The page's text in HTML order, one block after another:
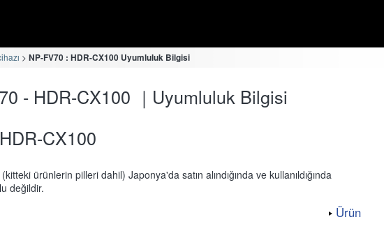
NP-FV70 : HDR-CX100 Uyumluluk Bilgisi
- HDR-CX100 ｜Uyumluluk Bilgisi
HDR-CX100
ürünlerin pilleri dahil) Japonya'da satın alındığında ve kullanıldığında
değildir.
Ürün